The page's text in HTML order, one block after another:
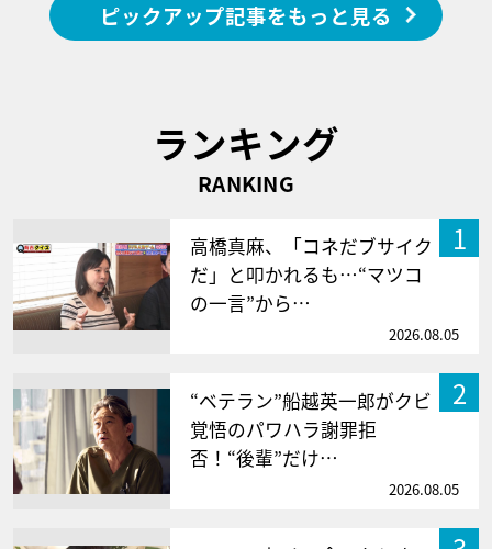
ピックアップ記事をもっと見る
ランキング
RANKING
1
高橋真麻、「コネだブサイク
だ」と叩かれるも…“マツコ
の一言”から…
2026.08.05
2
“ベテラン”船越英一郎がクビ
覚悟のパワハラ謝罪拒
否！“後輩”だけ…
2026.08.05